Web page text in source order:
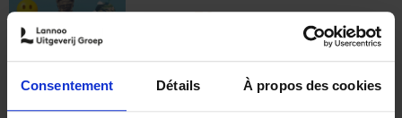
Consentement Détails À propos des cookies
€37,50